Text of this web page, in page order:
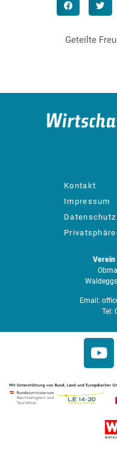
Geteilte
Kontakt
Impressum
Datenschutz
Verein
Email:
Tel: